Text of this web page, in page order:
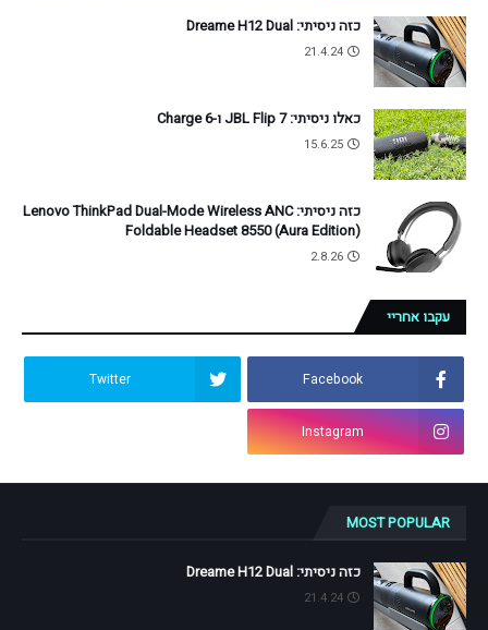
כזה ניסיתי: Dreame H12 Dual
21.4.24
כאלו ניסיתי: JBL Flip 7 ו-Charge 6
15.6.25
כזה ניסיתי: Lenovo ThinkPad Dual-Mode Wireless ANC
Foldable Headset 8550 (Aura Edition)
2.8.26
עקבו אחריי
Facebook
Twitter
Instagram
MOST POPULAR
כזה ניסיתי: Dreame H12 Dual
21.4.24